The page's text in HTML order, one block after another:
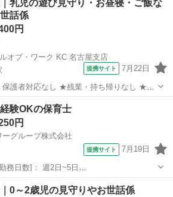
します！ 先生は現在6名所属さ
乳児の遊び見守り・お昼寝・ご飯な
話係
円
オブ・ワーク KC 名古屋支店
提携サイト 7月22日
護者対応なし ★残業・持ち帰りなし ★指
ート ・お散歩の付き添い ・お昼寝チェッ
野駅 保育士
験OKの保育士
円
ーグループ株式会社
提携サイト 7月19日
07:00~16:00/11:00~20:00 [勤務
市 【派遣...
0～2歳児の見守りやお世話係